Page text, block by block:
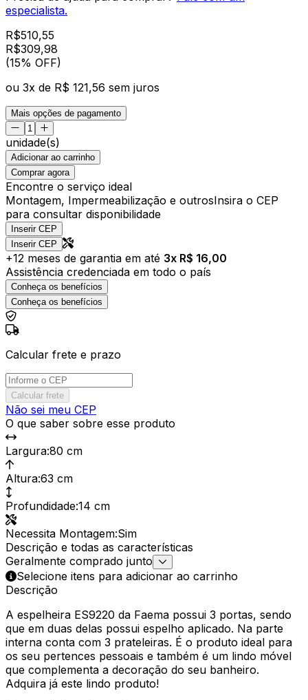
especialista.
R$510,55
R$309,98
(15% OFF)
ou 3x de R$ 121,56 sem juros
Mais opções de pagamento
unidade(s)
Adicionar ao carrinho
Comprar agora
Encontre o serviço ideal
Montagem, Impermeabilização e outrosInsira o CEP
para consultar disponibilidade
Inserir CEP
Inserir CEP
+12 meses de garantia em até 3x R$ 16,00
Assistência credenciada em todo o país
Conheça os benefícios
Conheça os benefícios
Calcular frete e prazo
Calcular frete
Não sei meu CEP
O que saber sobre esse produto
Largura:80 cm
Altura:63 cm
Profundidade:14 cm
Necessita Montagem:Sim
Descrição e todas as características
Geralmente comprado junto
Selecione itens para adicionar ao carrinho
Descrição
A espelheira ES9220 da Faema possui 3 portas, sendo
que em duas delas possui espelho aplicado. Na parte
interna conta com 3 prateleiras. É o produto ideal para
os seu pertences pessoais e também é um lindo móvel
que complementa a decoração do seu banheiro.
Adquira já este lindo produto!